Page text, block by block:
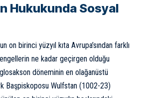
Hukukunda Sosyal
on birinci yüzyıl kıta Avrupa’sından farklı
ne kadar geçirgen olduğu
döneminin en olağanüstü
Başpiskoposu Wulfstan (1002-23)